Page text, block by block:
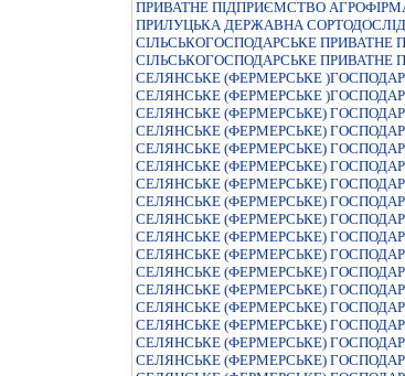
ПРИВАТНЕ ПІДПРИЄМСТВО
ПРИЛУЦЬКА ДЕРЖАВНА
СIЛЬСЬКОГОСПОДАРСЬКЕ ПРИВАТНЕ
СІЛЬСЬКОГОСПОДАРСЬКЕ ПРИВАТНЕ
СЕЛЯНСЬКЕ (ФЕРМЕРСЬКЕ
СЕЛЯНСЬКЕ (ФЕРМЕРСЬКЕ
СЕЛЯНСЬКЕ (ФЕРМЕРСЬКЕ)
СЕЛЯНСЬКЕ (ФЕРМЕРСЬКЕ)
СЕЛЯНСЬКЕ (ФЕРМЕРСЬКЕ)
СЕЛЯНСЬКЕ (ФЕРМЕРСЬКЕ)
СЕЛЯНСЬКЕ (ФЕРМЕРСЬКЕ)
СЕЛЯНСЬКЕ (ФЕРМЕРСЬКЕ)
СЕЛЯНСЬКЕ (ФЕРМЕРСЬКЕ)
СЕЛЯНСЬКЕ (ФЕРМЕРСЬКЕ)
СЕЛЯНСЬКЕ (ФЕРМЕРСЬКЕ)
СЕЛЯНСЬКЕ (ФЕРМЕРСЬКЕ)
СЕЛЯНСЬКЕ (ФЕРМЕРСЬКЕ)
СЕЛЯНСЬКЕ (ФЕРМЕРСЬКЕ)
СЕЛЯНСЬКЕ (ФЕРМЕРСЬКЕ)
СЕЛЯНСЬКЕ (ФЕРМЕРСЬКЕ)
СЕЛЯНСЬКЕ (ФЕРМЕРСЬКЕ)